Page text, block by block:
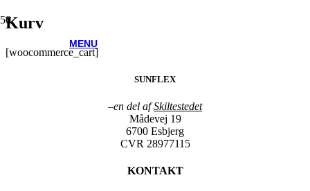
MENU
Kurv
[woocommerce_cart]
SUNFLEX
–en del afSkiltestedet
Mådevej 19
6700 Esbjerg
CVR 28977115
KONTAKT